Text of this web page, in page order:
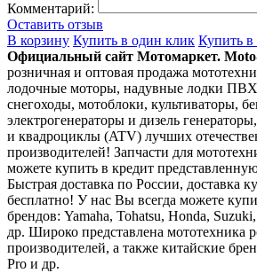
Комментарий:
Оставить отзыв
В корзину Купить в один клик Купить в
Официальный сайт Мотомаркет.
розничная и оптовая продажа
лодочные моторы, надувные лодки
снегоходы, мотоблоки, культиваторы,
электрогенераторы и дизель
и квадроциклы (ATV) лучших
производителей! Запчасти для
можете купить в кредит
Быстрая доставка по России, доставка
бесплатно! У нас Вы всегда можете
брендов: Yamaha, Tohatsu, Honda,
др. Широко представлена мототехника
производителей, а также китайские
Pro и др.